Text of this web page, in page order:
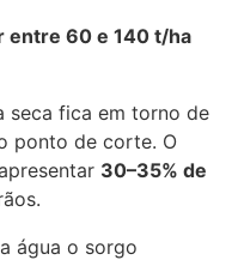
entre 60 e 140 t/ha
seca fica em torno de
ponto de corte. O
30–35% de
água o sorgo